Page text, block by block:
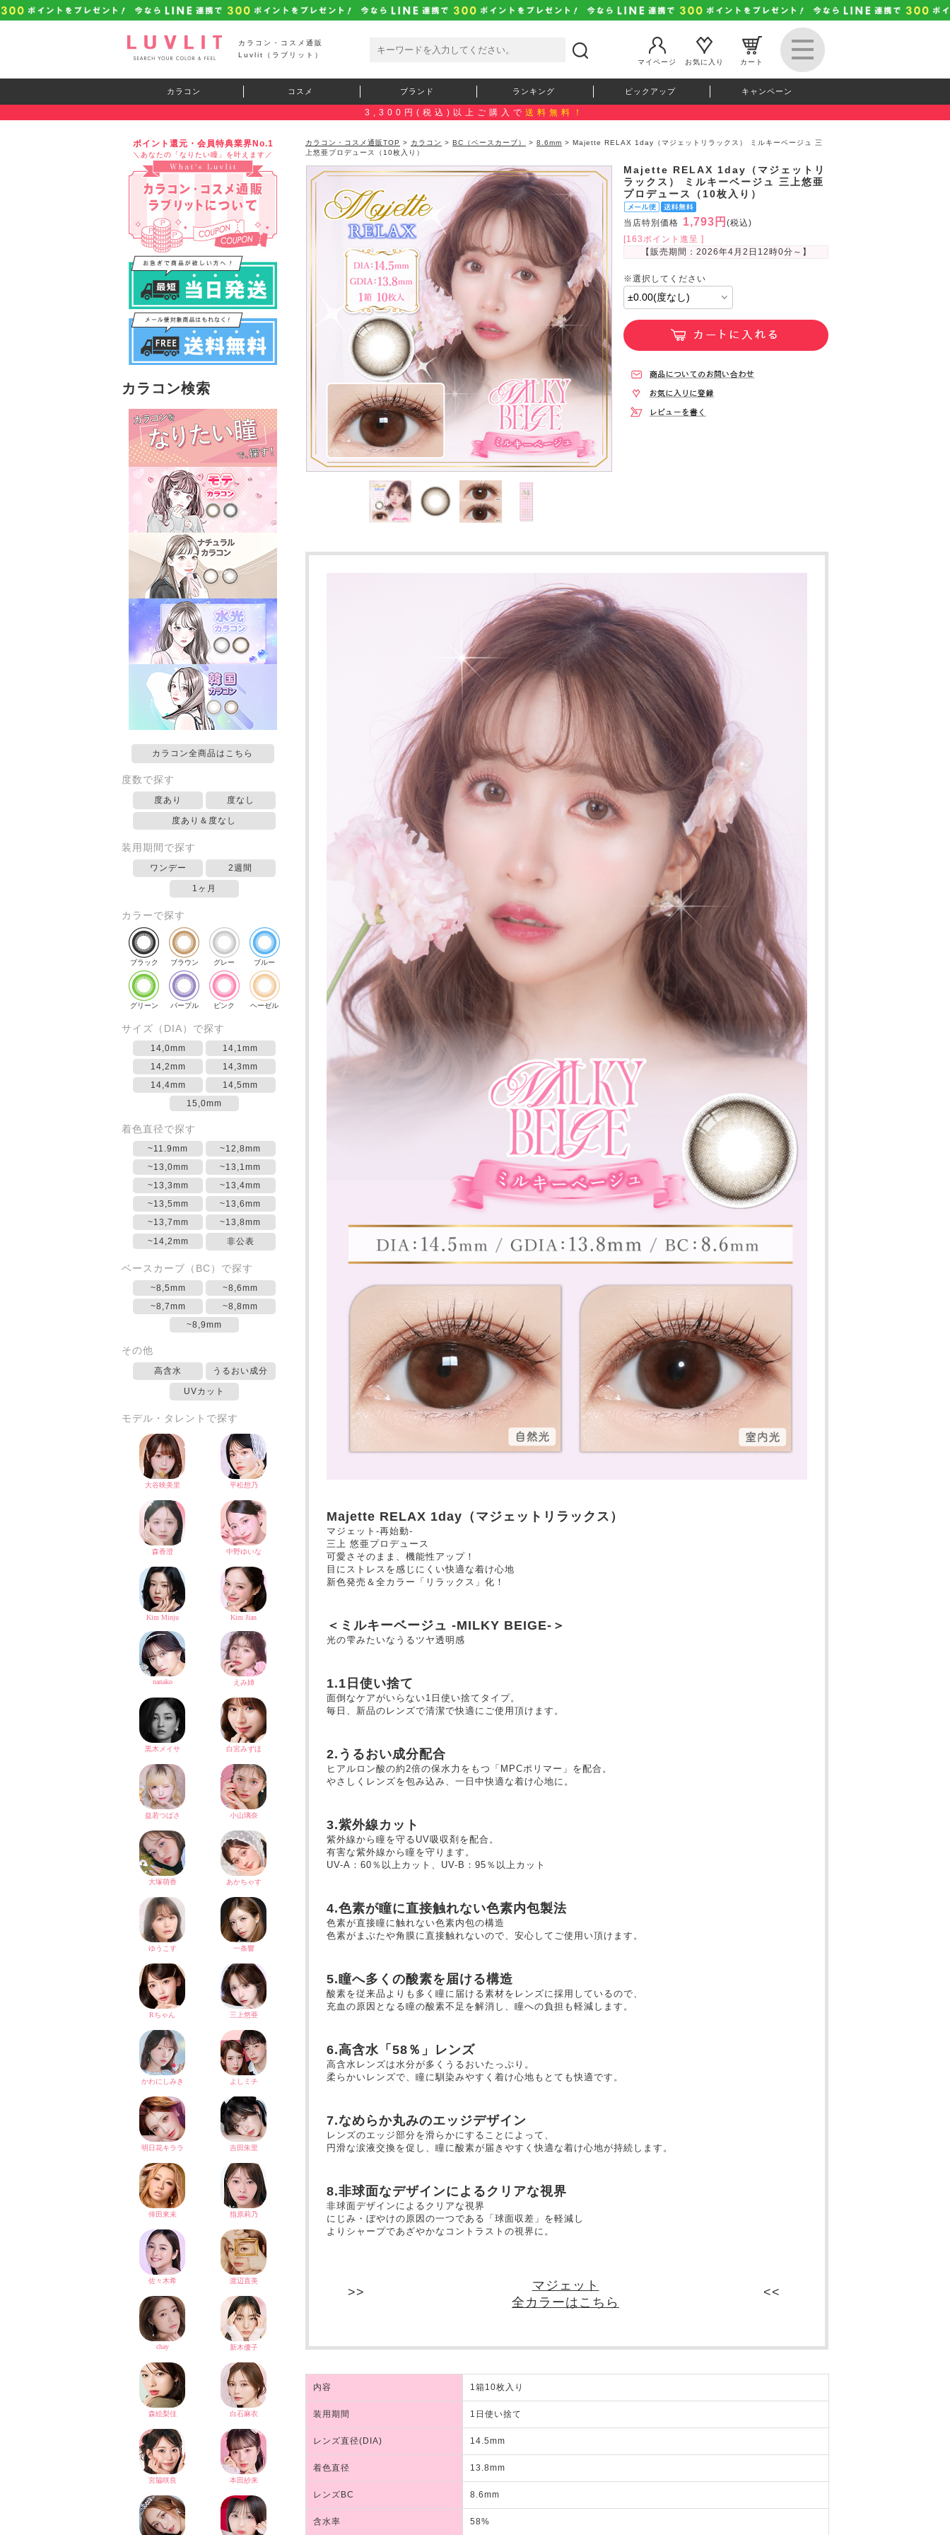
カラコン・コスメ通販
Luvlit（ラブリット）
マイページ
お気に入り カート
カラコン コスメ ブランド ランキング ピックアップ キャンペーン
3,300円(税込)以上ご購入で 送料無料！
ポイント還元・会員特典業界No.1
＼あなたの「なりたい瞳」を叶えます／
カラコン検索
カラコン全商品はこちら
度数で探す
度あり 度なし
度あり＆度なし
装用期間で探す
ワンデー 2週間
1ヶ月
カラーで探す
ブラック ブラウン グレー ブルー
グリーン パープル ピンク ヘーゼル
サイズ（DIA）で探す
14,0mm
14,1mm
14,2mm
14,3mm
14,4mm
14,5mm
15,0mm
着色直径で探す
~11.9mm
~12,8mm
~13,0mm
~13,1mm
~13,3mm
~13,4mm
~13,5mm
~13,6mm
~13,7mm
~13,8mm
~14,2mm
非公表
ベースカーブ（BC）で探す
~8,5mm
~8,6mm
~8,7mm
~8,8mm
~8,9mm
その他
高含水 うるおい成分
UVカット
モデル・タレントで探す
カラコン・コスメ通販TOP > カラコン > BC（ベースカーブ） > 8.6mm > Majette RELAX 1day（マジェットリラックス） ミルキーベージュ 三
上悠亜プロデュース（10枚入り）
Majette RELAX 1day（マジェットリ
ラックス） ミルキーベージュ 三上悠亜
プロデュース（10枚入り）
当店特別価格 1,793円 (税込)
[163ポイント進呈 ]
【販売期間： 2026年4月2日12時0分 ～】
Majette RELAX 1day（マジェットリラックス）
マジェット-再始動-
三上 悠亜プロデュース
可愛さそのまま、機能性アップ！
目にストレスを感じにくい快適な着け心地
新色発売＆全カラー「リラックス」化！
＜ミルキーベージュ -MILKY BEIGE-＞
光の雫みたいなうるツヤ透明感
1.1日使い捨て
面倒なケアがいらない1日使い捨てタイプ。
毎日、新品のレンズで清潔で快適にご使用頂けます。
2.うるおい成分配合
ヒアルロン酸の約2倍の保水力をもつ「MPCポリマー」を配合。
やさしくレンズを包み込み、一日中快適な着け心地に。
3.紫外線カット
紫外線から瞳を守るUV吸収剤を配合。
有害な紫外線から瞳を守ります。
UV-A：60％以上カット、UV-B：95％以上カット
4.色素が瞳に直接触れない色素内包製法
色素が直接瞳に触れない色素内包の構造
色素がまぶたや角膜に直接触れないので、安心してご使用い頂けます。
5.瞳へ多くの酸素を届ける構造
酸素を従来品よりも多く瞳に届ける素材をレンズに採用しているので、
充血の原因となる瞳の酸素不足を解消し、瞳への負担も軽減します。
6.高含水「58％」レンズ
高含水レンズは水分が多くうるおいたっぷり。
柔らかいレンズで、瞳に馴染みやすく着け心地もとても快適です。
7.なめらか丸みのエッジデザイン
レンズのエッジ部分を滑らかにすることによって、
円滑な涙液交換を促し、瞳に酸素が届きやすく快適な着け心地が持続します。
8.非球面なデザインによるクリアな視界
非球面デザインによるクリアな視界
にじみ・ぼやけの原因の一つである「球面収差」を軽減し
よりシャープであざやかなコントラストの視界に。
マジェット
全カラーはこちら
内容 1箱10枚入り
装用期間 1日使い捨て
レンズ直径(DIA) 14.5mm
着色直径 13.8mm
レンズBC 8.6mm
含水率 58%